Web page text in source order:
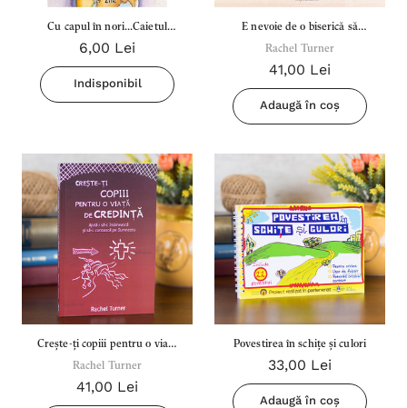
Cu capul în nori...Caietul
copilului 5 zile
6,00 Lei
Indisponibil
E nevoie de o biserică să
crească un părinte
Rachel Turner
41,00 Lei
Adaugă în coș
Crește-ți copiii pentru o viață
de credință
Rachel Turner
41,00 Lei
Povestirea în schițe și culori
33,00 Lei
Adaugă în coș